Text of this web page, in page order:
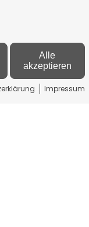
Alle
akzeptieren
Impressum